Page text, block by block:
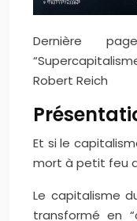
Dernière
Robert Reich
Et si le
mort à petit feu
Le capitalisme
transformé en